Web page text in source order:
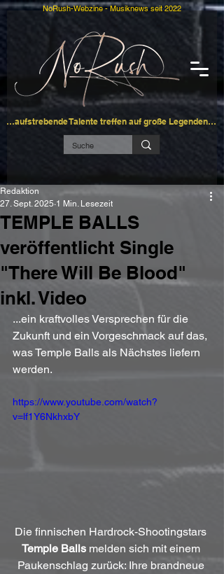
…aufstrebende Talente treffen auf große Legenden…
NoRush-Webzine - Musiknews seit 2022
TEMPLE BALLS
veröffentlicht Single
"There Will Be Blood"
inkl. Video
Redaktion
27. Sept. 2025 1 Min. Lesezeit
...ein kraftvolles Versprechen für die
Zukunft und ein Vorgeschmack auf das,
was Temple Balls als Nächstes liefern
werden.
https://www.youtube.com/watch?
v=lf1Y6NkhxbY
Die finnischen Hardrock-Shootingstars
Temple Balls melden sich mit einem
Paukenschlag zurück: Ihre brandneue